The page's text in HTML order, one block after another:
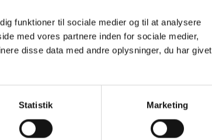
funktioner til sociale medier og til at analysere
med vores partnere inden for sociale medier,
disse data med andre oplysninger, du har givet
Statistik Marketing